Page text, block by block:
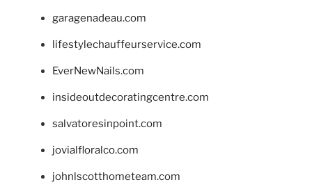
garagenadeau.com
lifestylechauffeurservice.com
EverNewNails.com
insideoutdecoratingcentre.com
salvatoresinpoint.com
jovialfloralco.com
johnlscotthometeam.com